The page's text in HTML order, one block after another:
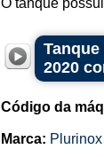
O tanque
2020
Código da
Marca: Plurinox